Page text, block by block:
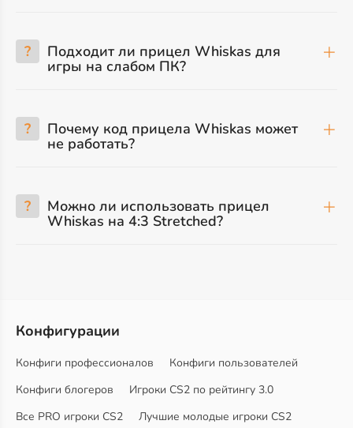
? Подходит ли прицел Whiskas для
игры на слабом ПК?
? Почему код прицела Whiskas может
не работать?
? Можно ли использовать прицел
Whiskas на 4:3 Stretched?
Конфигурации
Конфиги профессионалов
Конфиги пользователей
Конфиги блогеров
Игроки CS2 по рейтингу 3.0
Все PRO игроки CS2
Лучшие молодые игроки CS2